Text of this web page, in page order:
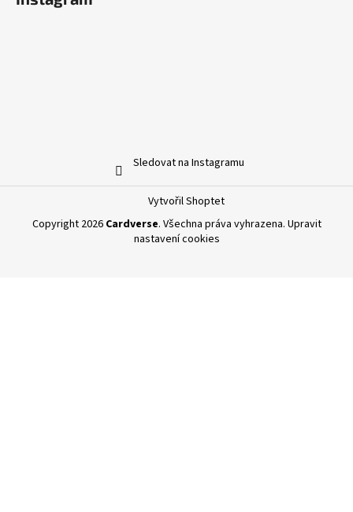
Sledovat na Instagramu
Vytvořil Shoptet
Copyright 2026 Cardverse. Všechna práva vyhrazena. Upravit
nastavení cookies